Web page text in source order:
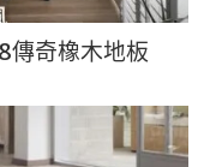
傳奇橡木地板